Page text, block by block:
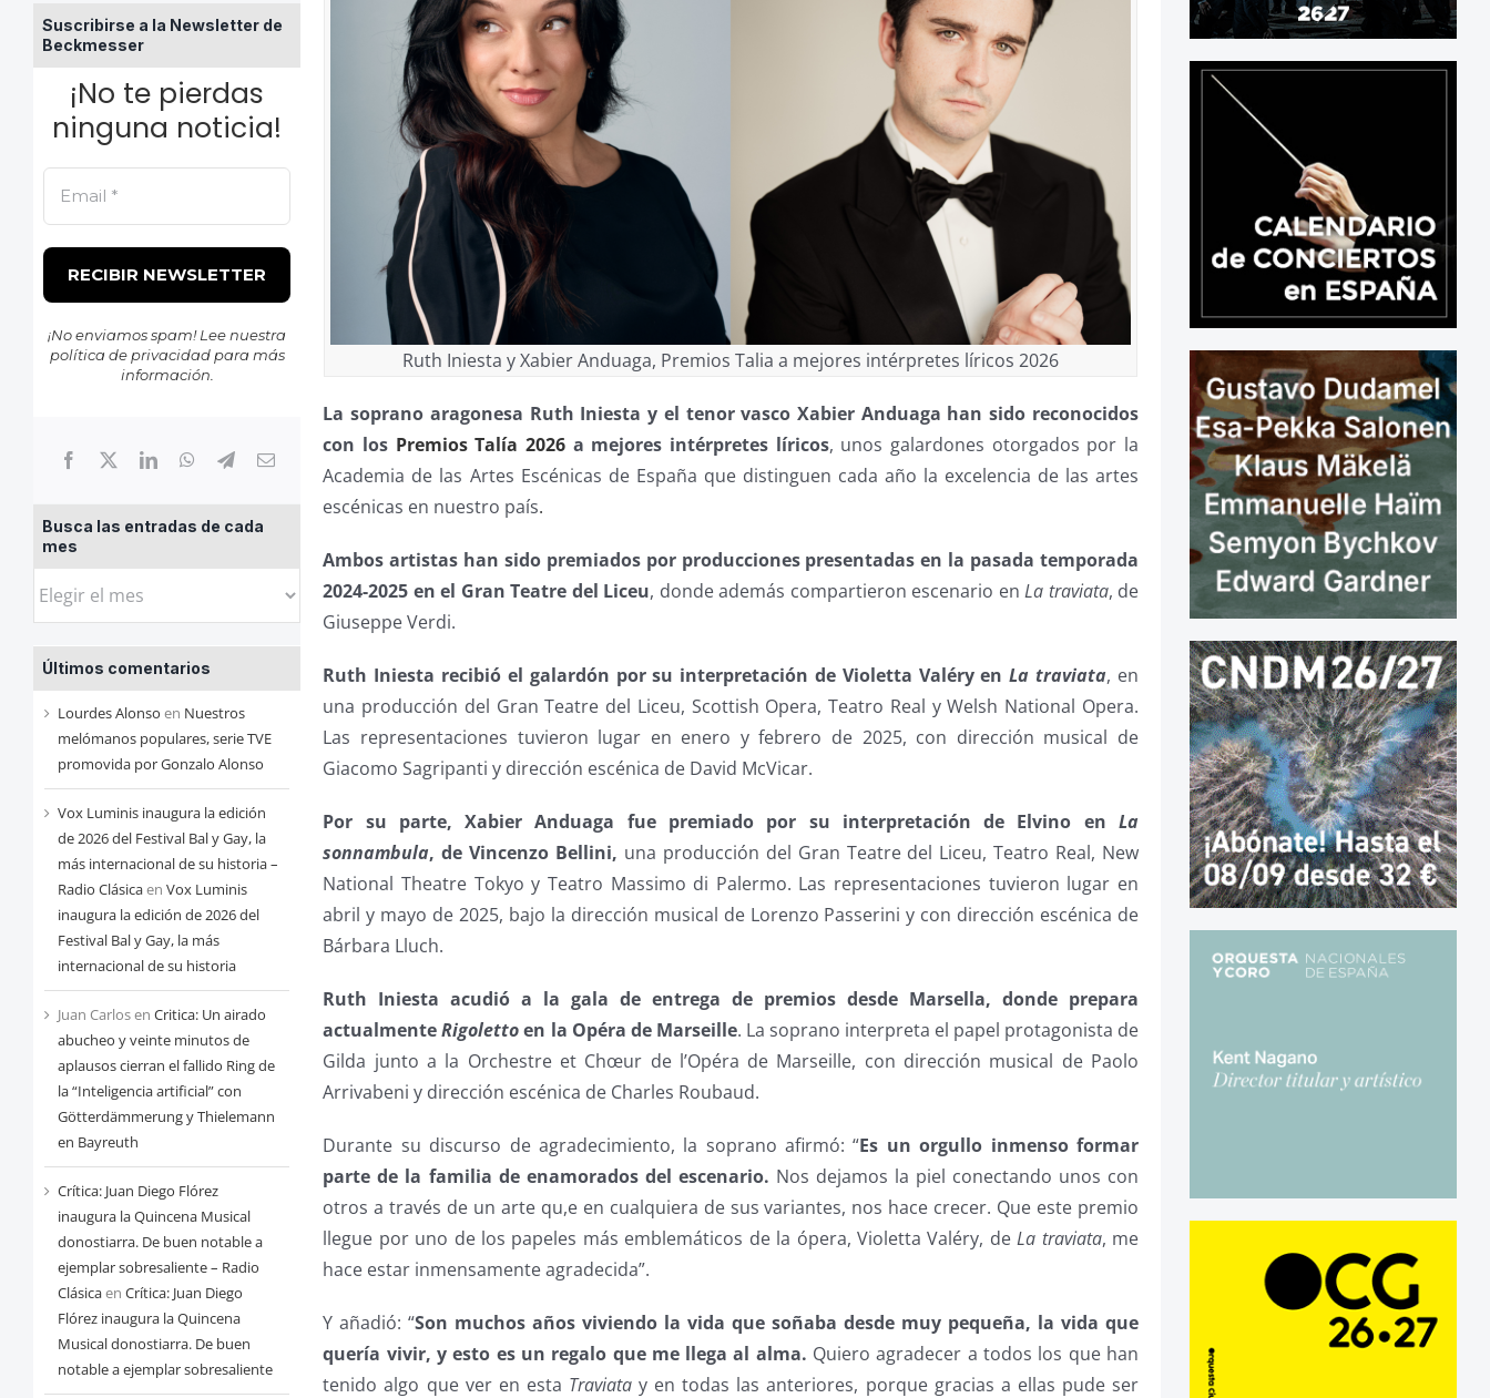
Suscribirse a la Newsletter de
Beckmesser
¡No te pierdas
ninguna noticia!
¡No enviamos spam! Lee nuestra
política de privacidadpara más
información.
Busca las entradas de cada
mes
Busca
entradas
de
cada
mes
Últimos comentarios
Lourdes Alonso en Nuestros
melómanos populares, serie TVE
promovida por Gonzalo Alonso
Vox Luminis inaugura la edición
de 2026 del Festival Bal y Gay, la
más internacional de su historia –
Radio Clásicaen Vox Luminis
inaugura la edición de 2026 del
Festival Bal y Gay, la más
internacional de su historia
Juan Carlosen Critica: Un airado
abucheo y veinte minutos de
aplausos cierran el fallido Ring de
la “Inteligencia artificial” con
Götterdämmerung y Thielemann
en Bayreuth
Crítica: Juan Diego Flórez
inaugura la Quincena Musical
donostiarra. De buen notable a
ejemplar sobresaliente – Radio
Clásicaen Crítica: Juan Diego
Flórez inaugura la Quincena
Musical donostiarra. De buen
notable a ejemplar sobresaliente
Ruth Iniesta y Xabier Anduaga, Premios Talia a mejores intérpretes líricos 2026
La soprano aragonesa Ruth Iniesta y el tenor vasco Xabier Anduaga han sido reconocidos
con los Premios Talía 2026 a mejores intérpretes líricos, unos galardones otorgados por la
Academia de las Artes Escénicas de España que distinguen cada año la excelencia de las artes
escénicas en nuestro país.
Ambos artistas han sido premiados por producciones presentadas en la pasada temporada
2024-2025 en el Gran Teatre del Liceu, donde además compartieron escenario enLa traviata, de
Giuseppe Verdi.
Ruth Iniesta recibió el galardón por su interpretación de Violetta Valéry enLa traviata, en
una producción del Gran Teatre del Liceu, Scottish Opera, Teatro Real y Welsh National Opera.
Las representaciones tuvieron lugar en enero y febrero de 2025, con dirección musical de
Giacomo Sagripanti y dirección escénica de David McVicar.
Por su parte, Xabier Anduaga fue premiado por su interpretación de Elvino en La
sonnambula, de Vincenzo Bellini, una producción del Gran Teatre del Liceu, Teatro Real, New
National Theatre Tokyo y Teatro Massimo di Palermo. Las representaciones tuvieron lugar en
abril y mayo de 2025, bajo la dirección musical de Lorenzo Passerini y con dirección escénica de
Bárbara Lluch.
Ruth Iniesta acudió a la gala de entrega de premios desde Marsella, donde prepara
actualmenteRigolettoen la Opéra de Marseille. La soprano interpreta el papel protagonista de
Gilda junto a la Orchestre et Chœur de l’Opéra de Marseille, con dirección musical de Paolo
Arrivabeni y dirección escénica de Charles Roubaud.
Durante su discurso de agradecimiento, la soprano afirmó: “Es un orgullo inmenso formar
parte de la familia de enamorados del escenario. Nos dejamos la piel conectando unos con
otros a través de un arte qu,e en cualquiera de sus variantes, nos hace crecer. Que este premio
llegue por uno de los papeles más emblemáticos de la ópera, Violetta Valéry, deLa traviata, me
hace estar inmensamente agradecida”.
Y añadió: “Son muchos años viviendo la vida que soñaba desde muy pequeña, la vida que
quería vivir, y esto es un regalo que me llega al alma. Quiero agradecer a todos los que han
tenido algo que ver en esta Traviatay en todas las anteriores, porque gracias a ellas pude ser